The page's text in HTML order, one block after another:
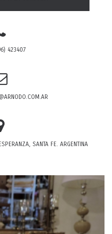
423407
SANTA FE. ARGENTINA